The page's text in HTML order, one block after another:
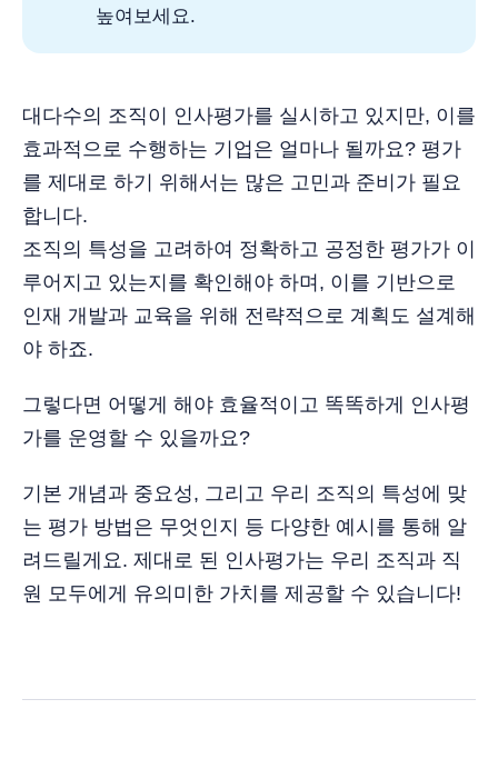
높여보세요.
대다수의 조직이 인사평가를 실시하고 있지만, 이를
효과적으로 수행하는 기업은 얼마나 될까요? 평가
를 제대로 하기 위해서는 많은 고민과 준비가 필요
합니다.
조직의 특성을 고려하여 정확하고 공정한 평가가 이
루어지고 있는지를 확인해야 하며, 이를 기반으로
인재 개발과 교육을 위해 전략적으로 계획도 설계해
야 하죠.
그렇다면 어떻게 해야 효율적이고 똑똑하게 인사평
가를 운영할 수 있을까요?
기본 개념과 중요성, 그리고 우리 조직의 특성에 맞
는 평가 방법은 무엇인지 등 다양한 예시를 통해 알
려드릴게요. 제대로 된 인사평가는 우리 조직과 직
원 모두에게 유의미한 가치를 제공할 수 있습니다!